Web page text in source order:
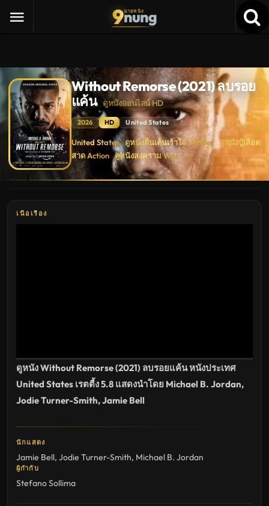
9นายหนัง
nung
Without Remorse (2021) ลบรอย
แค้น ดูหนังออนไลน์ HD
2026 HD United States
Without
Remorse
(2021)
ลบรอย
แค้น
ดู
ใหม่
United States · ดูหนังตื่นเต้นเร้าใจ Thriller ดูหนังบู๊เลือด
สาด Action · ดูหนังสงคราม War
เนื้อเรื่อง
ดูหนัง Without Remorse (2021) ลบรอยแค้น หนังประเทศ
United States เรตตี้ง 5.8 แสดงนำโดย Michael B. Jordan,
Jodie Turner-Smith, Jamie Bell
นักแสดง
Jamie Bell, Jodie Turner-Smith, Michael B. Jordan
ผู้กำกับ
Stefano Sollima